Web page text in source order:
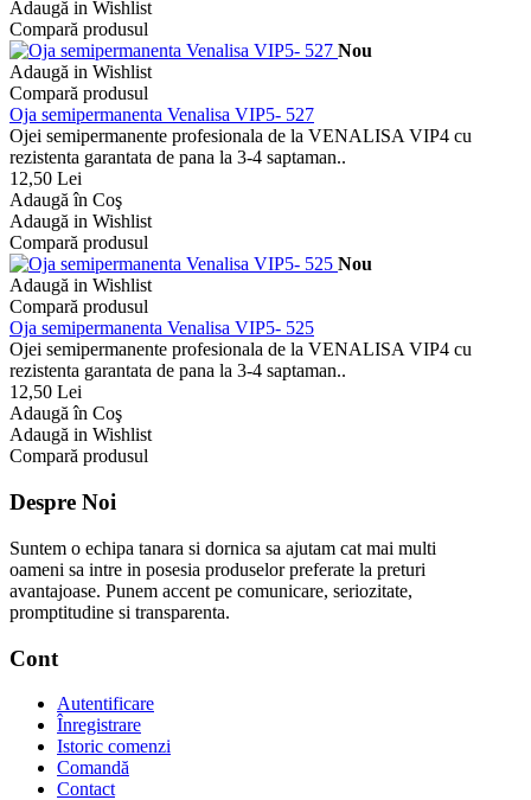
Adaugă in Wishlist
Compară produsul
Nou
Adaugă in Wishlist
Compară produsul
Oja semipermanenta Venalisa VIP5- 527
Ojei semipermanente profesionala de la VENALISA VIP4 cu
rezistenta garantata de pana la 3-4 saptaman..
12,50 Lei
Adaugă în Coş
Adaugă in Wishlist
Compară produsul
Nou
Adaugă in Wishlist
Compară produsul
Oja semipermanenta Venalisa VIP5- 525
Ojei semipermanente profesionala de la VENALISA VIP4 cu
rezistenta garantata de pana la 3-4 saptaman..
12,50 Lei
Adaugă în Coş
Adaugă in Wishlist
Compară produsul
Despre Noi
Suntem o echipa tanara si dornica sa ajutam cat mai multi
oameni sa intre in posesia produselor preferate la preturi
avantajoase. Punem accent pe comunicare, seriozitate,
promptitudine si transparenta.
Cont
Autentificare
Înregistrare
Istoric comenzi
Comandă
Contact